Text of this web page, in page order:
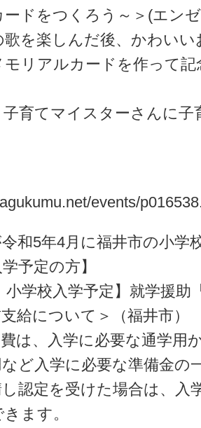
ードをつくろう～＞(エン
を楽しんだ後、かわいい
リアルカードを作って
育てマイスターさんに子
events/
和5年4月に福井市の小学
予定の方】
小学校入学予定】就学援助
給について＞（福井市）
は、入学に必要な通学用
ど入学に必要な準備金の
認定を受けた場合は、入
ます。